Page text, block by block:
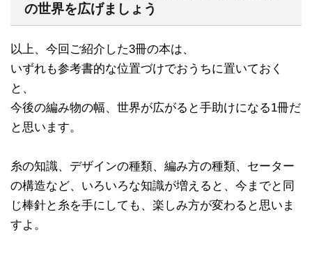
の世界を広げましょう
以上、今回ご紹介した3冊の本は、
いずれも参考書的な位置づけでおうちに置いておく
と、
今後の編み物の幅、世界が広がると手助けになる1冊だ
と思います。
糸の知識、デザインの種類、編み方の種類、セーター
の構造など、いろいろな知識が増えると、今までと同
じ棒針と糸を手にしても、楽しみ方が変わると思いま
すよ。